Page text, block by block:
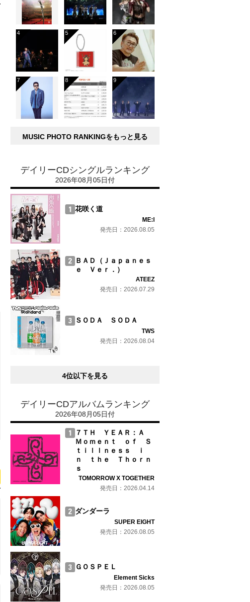
MUSIC PHOTO RANKINGをもっと見る
デイリーCDシングルランキング
2026年08月05日付
花咲く道
ME:I
発売日：2026.08.05
ＢＡＤ（Ｊａｐａｎｅｓ
ｅ Ｖｅｒ．）
ATEEZ
発売日：2026.07.29
ＳＯＤＡ ＳＯＤＡ
TWS
発売日：2026.08.04
4位以下を見る
デイリーCDアルバムランキング
2026年08月05日付
７ＴＨ ＹＥＡＲ：Ａ
Ｍｏｍｅｎｔ ｏｆ Ｓ
ｔｉｌｌｎｅｓｓ ｉ
ｎ ｔｈｅ Ｔｈｏｒｎ
ｓ
TOMORROW X TOGETHER
発売日：2026.04.14
ダンダーラ
SUPER EIGHT
発売日：2026.08.05
ＧＯＳＰＥＬ
Element Sicks
発売日：2026.08.05